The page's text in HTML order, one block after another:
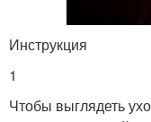
Инструкция
1
Чтобы выглядеть